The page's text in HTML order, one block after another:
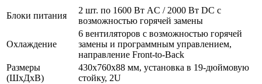
Блоки питания
2 шт. по 1600 Вт AC / 2000 Вт DC с
возможностью горячей замены
Охлаждение
6 вентиляторов с возможностью горячей
замены и программным управлением,
направление Front-to-Back
Размеры
(ШхДхВ)
430x760x88 мм, установка в 19-дюймовую
стойку, 2U